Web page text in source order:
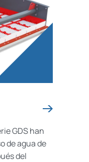
GDS han
de agua de
del